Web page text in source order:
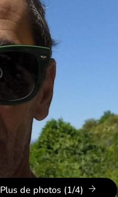
Plus de photos (1/4)